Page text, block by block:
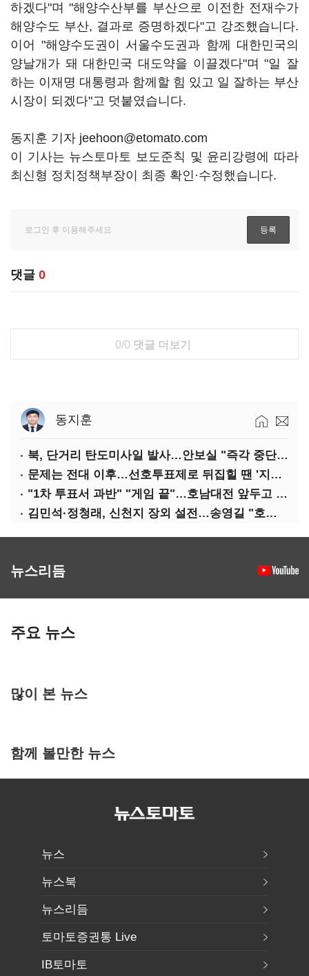
하겠다"며 "해양수산부를 부산으로 이전한 전재수가
해양수도 부산, 결과로 증명하겠다"고 강조했습니다.
이어 "해양수도권이 서울수도권과 함께 대한민국의
양날개가 돼 대한민국 대도약을 이끌겠다"며 "일 잘
하는 이재명 대통령과 함께할 힘 있고 일 잘하는 부산
시장이 되겠다"고 덧붙였습니다.
동지훈 기자 jeehoon@etomato.com
이 기사는 뉴스토마토 보도준칙 및 윤리강령에 따라
최신형 정치정책부장이 최종 확인·수정했습니다.
댓글 0
0/0 댓글 더보기
동지훈
북, 단거리 탄도미사일 발사…안보실 "즉각 중단 촉구"
문제는 전대 이후…선호투표제로 뒤집힐 땐 '지지층 불복'
"1차 투표서 과반" "게임 끝"…호남대전 앞두고 '충돌'
김민석·정청래, 신천지 장외 설전…송영길 "호남 계몽 규탄"
뉴스리듬
주요 뉴스
많이 본 뉴스
함께 볼만한 뉴스
뉴스
뉴스북
뉴스리듬
토마토증권통 Live
IB토마토